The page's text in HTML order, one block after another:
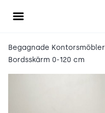
Öppna meny
Begagnade Kontorsmöbler
Bordsskärm 0-120 cm